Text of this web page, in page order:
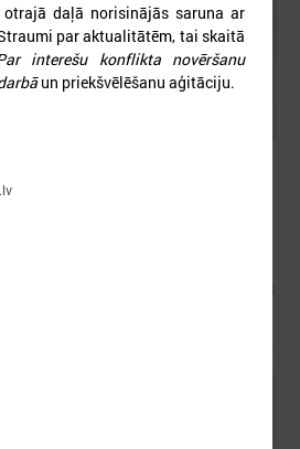
ietekmē esošu bērnu
otrajā daļā norisinājās saruna ar
par aktualitātēm, tai skaitā
interešu konflikta novēršanu
un priekšvēlēšanu aģitāciju.